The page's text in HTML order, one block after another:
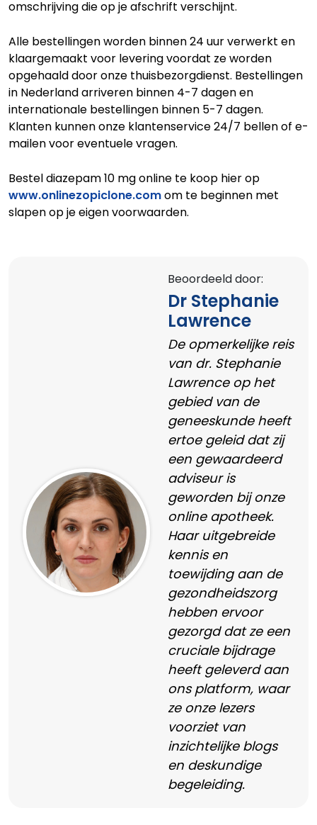
omschrijving die op je afschrift verschijnt.
Alle bestellingen worden binnen 24 uur verwerkt en
klaargemaakt voor levering voordat ze worden
opgehaald door onze thuisbezorgdienst. Bestellingen
in Nederland arriveren binnen 4-7 dagen en
internationale bestellingen binnen 5-7 dagen.
Klanten kunnen onze klantenservice 24/7 bellen of e-
mailen voor eventuele vragen.
Bestel diazepam 10 mg online te koop hier op
www.onlinezopiclone.comom te beginnen met
slapen op je eigen voorwaarden.
Beoordeeld door:
Dr Stephanie
Lawrence
De opmerkelijke reis
van dr. Stephanie
Lawrence op het
gebied van de
geneeskunde heeft
ertoe geleid dat zij
een gewaardeerd
adviseur is
geworden bij onze
online apotheek.
Haar uitgebreide
kennis en
toewijding aan de
gezondheidszorg
hebben ervoor
gezorgd dat ze een
cruciale bijdrage
heeft geleverd aan
ons platform, waar
ze onze lezers
voorziet van
inzichtelijke blogs
en deskundige
begeleiding.